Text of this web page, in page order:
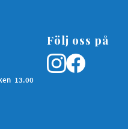
13.00
Följ oss på